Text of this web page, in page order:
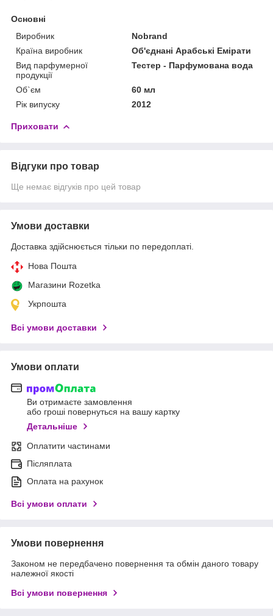
Основні
Виробник
Nobrand
Країна виробник
Об'єднані Арабські Емірати
Вид парфумерної
продукції
Тестер - Парфумована вода
Об`єм
60 мл
Рік випуску
2012
Приховати
Відгуки про товар
Ще немає відгуків про цей товар
Умови доставки
Доставка здійснюється тільки по передоплаті.
Нова Пошта
Магазини Rozetka
Укрпошта
Всі умови доставки
Умови оплати
Ви отримаєте замовлення
або гроші повернуться на вашу картку
Детальніше
Оплатити частинами
Післяплата
Оплата на рахунок
Всі умови оплати
Умови повернення
Законом не передбачено повернення та обмін даного товару
належної якості
Всі умови повернення